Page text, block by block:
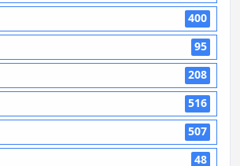
400
95
208
516
507
48